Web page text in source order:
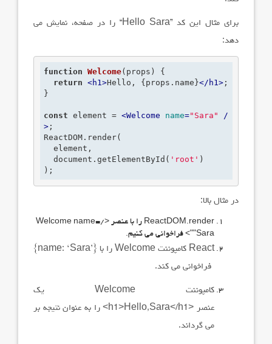
برای مثال این کد“Hello Sara” را در صفحه، نمایش می
دهد:
function Welcome(props)
{
return <h1 >Hello, {props.name}</ h1 > ;
}
const element = <Welcome name="Sara"
/
> ;
ReactDOM.render(
  document.getElementById(
'root' )
);
در مثال بالا:
ReactDOM.render را با عنصر </Welcome name=
"Sara"> فراخوانی می کنیم.
React کامپوننت Welcome را با {name: ‘Sara’}
فراخوانی می کند.
کامپوننت Welcome یک
عنصر <h1>Hello,Sara</h1> را به عنوان نتیجه بر
می گرداند.